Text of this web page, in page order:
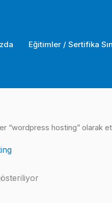
Eğitimler / Sertifika
“wordpress hosting” olarak